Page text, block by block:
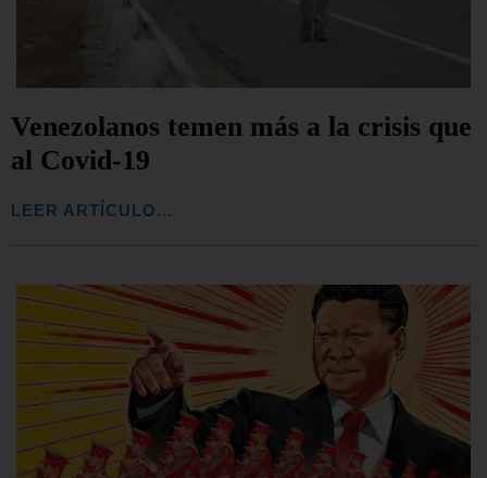
Venezolanos temen más a la crisis que
al Covid-19
LEER ARTÍCULO...